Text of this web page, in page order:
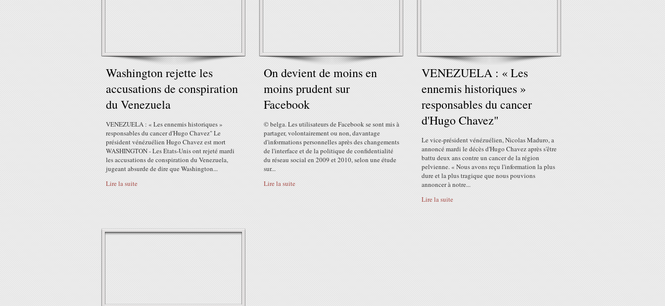
Washington rejette les
accusations de conspiration
du Venezuela
VENEZUELA : « Les ennemis historiques »
responsables du cancer d'Hugo Chavez" Le
président vénézuélien Hugo Chavez est mort
WASHINGTON - Les Etats-Unis ont rejeté mardi
les accusations de conspiration du Venezuela,
jugeant absurde de dire que Washington...
Lire la suite
On devient de moins en
moins prudent sur
Facebook
© belga. Les utilisateurs de Facebook se sont mis à
partager, volontairement ou non, davantage
d'informations personnelles après des changements
de l'interface et de la politique de confidentialité
du réseau social en 2009 et 2010, selon une étude
sur...
Lire la suite
VENEZUELA : « Les
ennemis historiques »
responsables du cancer
d'Hugo Chavez"
Le vice-président vénézuélien, Nicolas Maduro, a
annoncé mardi le décès d'Hugo Chavez après s'être
battu deux ans contre un cancer de la région
pelvienne. « Nous avons reçu l'information la plus
dure et la plus tragique que nous pouvions
annoncer à notre...
Lire la suite